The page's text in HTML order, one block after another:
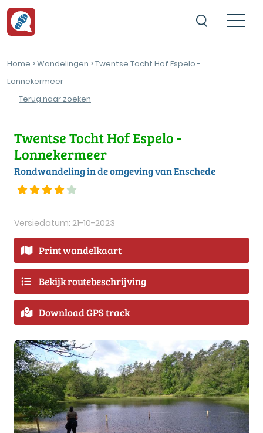
Home >Wandelingen > Twentse Tocht Hof Espelo -
Lonnekermeer
Terug naar zoeken
Twentse Tocht Hof Espelo -
Lonnekermeer
Rondwandeling in de omgeving van Enschede
Versiedatum: 21-10-2023
Print wandelkaart
Bekijk routebeschrijving
Download GPS track